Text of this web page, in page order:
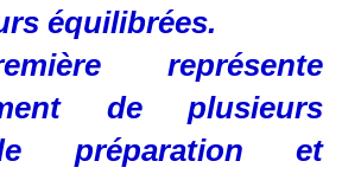
équilibrées.
représente
de plusieurs
préparation et